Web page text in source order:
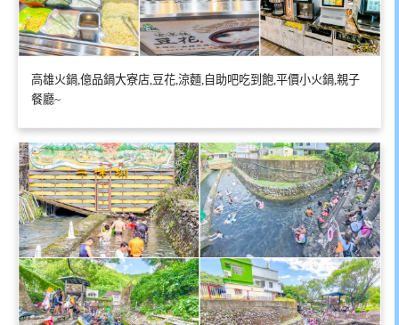
高雄火鍋,億品鍋大寮店,豆花,涼麵,自助吧吃到飽,平價小火鍋,親子
餐廳~